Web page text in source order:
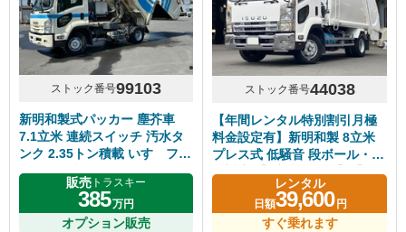
ストック番号99103
新明和製式パッカー 塵芥車
7.1立米 連続スイッチ 汚水タ
ンク 2.35トン積載 いすゞフォ
ワード 6速マニュアル
販売 トラスキー
385万円
オプション販売
ストック番号44038
【年間レンタル特別割引月極
料金設定有】新明和製 8立米
プレス式 低騒音 段ボール・造
園対応 【8立米クラス】【長
期レンタル・リースOK】【段
ボール対応・造園業者様対
レンタル
日額39,600 円
すぐ乗れます